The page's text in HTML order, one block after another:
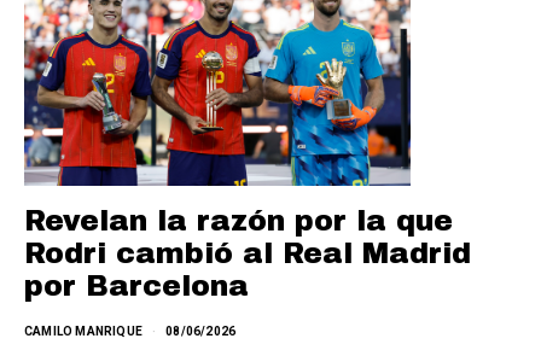
Revelan la razón por la que
Rodri cambió al Real Madrid
por Barcelona
CAMILO MANRIQUE 08/06/2026